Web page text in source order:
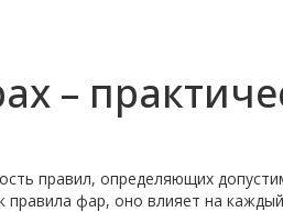
–
правил, определяющих
правила фар, оно влияет на